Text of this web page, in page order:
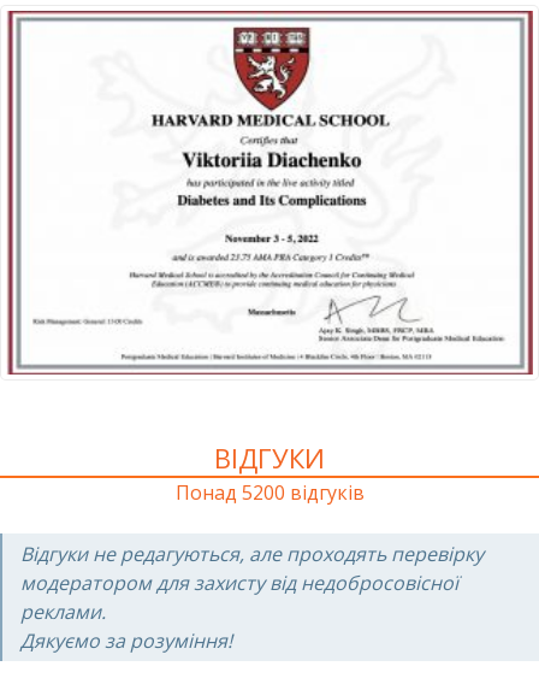
ВІДГУКИ
Понад 5200 відгуків
Відгуки не редагуються, але проходять перевірку
модератором для захисту від недобросовісної
реклами.
Дякуємо за розуміння!